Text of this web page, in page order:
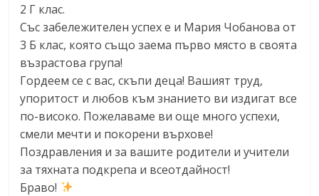
2 Г клас.
Със забележителен успех е и Мария Чобанова от
3 Б клас, която също заема първо място в своята
възрастова група!
Гордеем се с вас, скъпи деца! Вашият труд,
упоритост и любов към знанието ви издигат все
по-високо. Пожелаваме ви още много успехи,
смели мечти и покорени върхове!
Поздравления и за вашите родители и учители
за тяхната подкрепа и всеотдайност!
Браво!